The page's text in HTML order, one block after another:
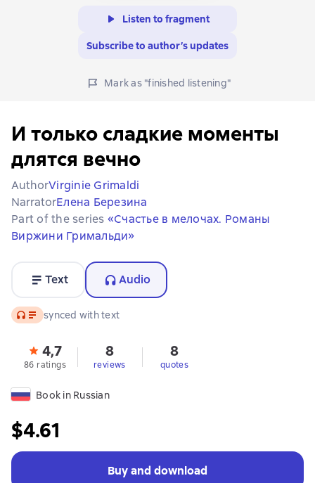
Listen to fragment
Subscribe to author’s updates
Mark as "finished listening"
И только сладкие моменты
длятся вечно
AuthorVirginie Grimaldi
NarratorЕлена Березина
Part of the series «Счастье в мелочах. Романы
Виржини Гримальди»
Text Audio
Audio synced with text
4,7
86 ratings
8
reviews
8
quotes
Book in Russian
$4.61
Buy and download